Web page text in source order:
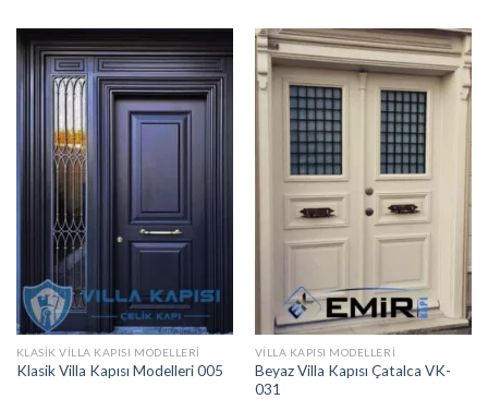
KLASIK VILLA KAPISI MODELLERI
Klasik Villa Kapısı Modelleri 005
VILLA KAPISI MODELLERI
Beyaz Villa Kapısı Çatalca VK-
031